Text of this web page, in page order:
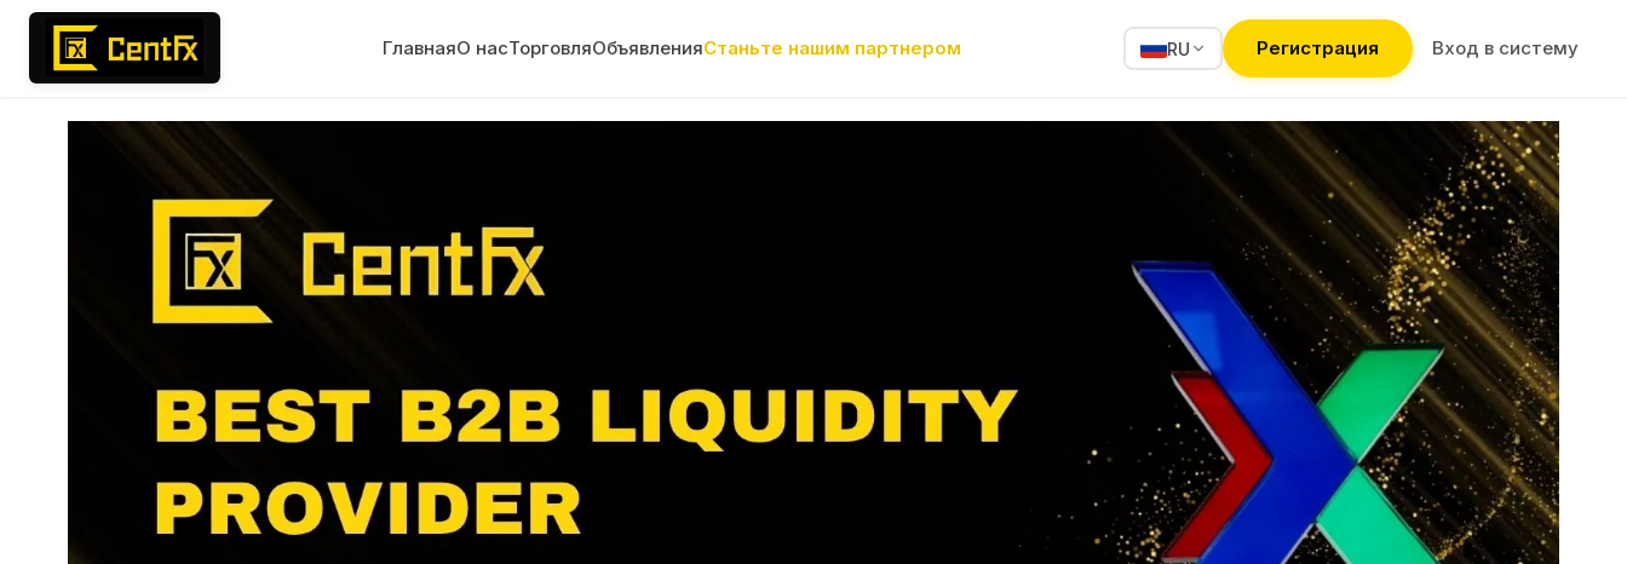
ГлавнаяО насТорговляОбъявленияСтаньте нашим партнером RU Регистрация Вход в систему